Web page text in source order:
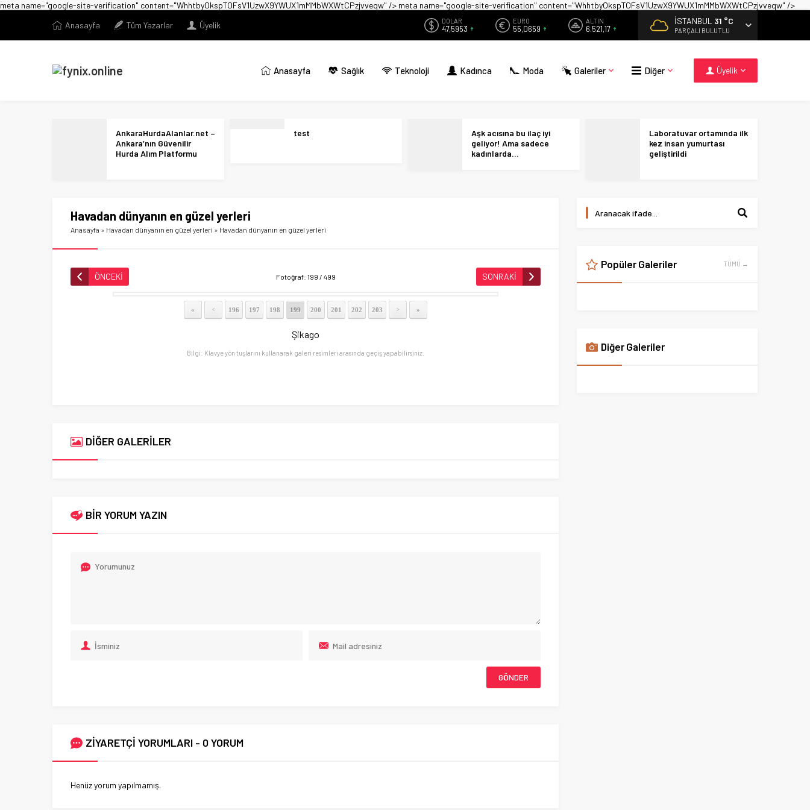
meta name="google-site-verification" content="WhhtbyOkspTOFsV1UzwX9YWUX1mMMbWXWtCPzjvveqw" /> meta name="google-site-verification" content="WhhtbyOkspTOFsV1UzwX9YWUX1mMMbWXWtCPzjvveqw" />
Anasayfa
Tüm Yazarlar Üyelik DOLAR
47,5953
EURO
55,0659
ALTIN
6.521,17
İSTANBUL 31 °C
PARÇALI BULUTLU
Anasayfa Sağlık Teknoloji Kadınca Moda Galeriler Diğer Üyelik
AnkaraHurdaAlanlar.net –
Ankara’nın Güvenilir
Hurda Alım Platformu
test
Aşk acısına bu ilaç iyi
geliyor! Ama sadece
kadınlarda…
Laboratuvar ortamında ilk
kez insan yumurtası
geliştirildi
Havadan dünyanın en güzel yerleri
Anasayfa » Havadan dünyanın en güzel yerleri » Havadan dünyanın en güzel yerleri
ÖNCEKİ Fotoğraf: 199 / 499 SONRAKİ
« < 196 197 198 199 200 201 202 203 > »
Şikago
Bilgi: Klavye yön tuşlarını kullanarak galeri resimleri arasında geçiş yapabilirsiniz.
DİĞER GALERİLER
BİR YORUM YAZIN
ZİYARETÇİ YORUMLARI - 0 YORUM
Henüz yorum yapılmamış.
Popüler Galeriler TÜMÜ →
Diğer Galeriler